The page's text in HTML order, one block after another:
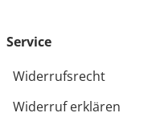
Service
Widerrufsrecht
Widerruf erklären